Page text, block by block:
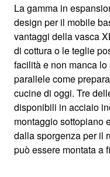
La gamma in
design per il mobile
vantaggi della vasca
di cottura o le teglie
facilità e non manca
parallele come
cucine di oggi. Tre
disponibili in acciaio
montaggio sottopiano
dalla sporgenza per il
può essere montata a